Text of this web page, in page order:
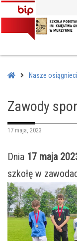
–
Zawody
HomeNasze
Zawody
17 maja, 2023
Dnia 17 maja
szkołę w